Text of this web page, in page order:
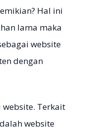
Hal ini
lama maka
website
dengan
Terkait
website